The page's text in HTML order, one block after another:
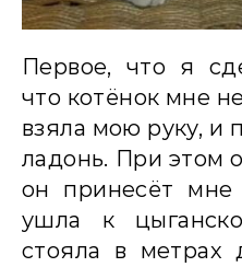
Первое, что я
что котёнок мне
взяла мою руку, и
ладонь. При этом
он принесёт мне
ушла к
стояла в метрах